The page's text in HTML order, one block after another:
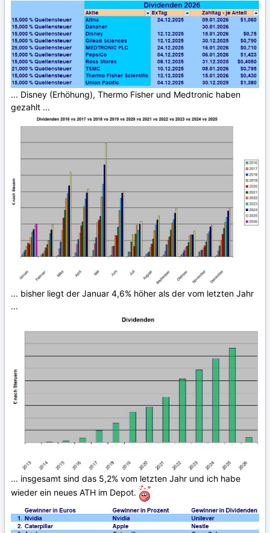
... Disney (Erhöhung), Thermo Fisher und Medtronic haben
gezahlt ...
... bisher liegt der Januar 4,6% höher als der vom letzten Jahr
...
... insgesamt sind das 5,2% vom letzten Jahr und ich habe
wieder ein neues ATH im Depot.